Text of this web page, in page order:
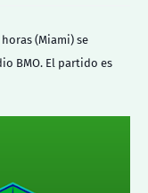
horas (Miami) se
BMO. El partido es